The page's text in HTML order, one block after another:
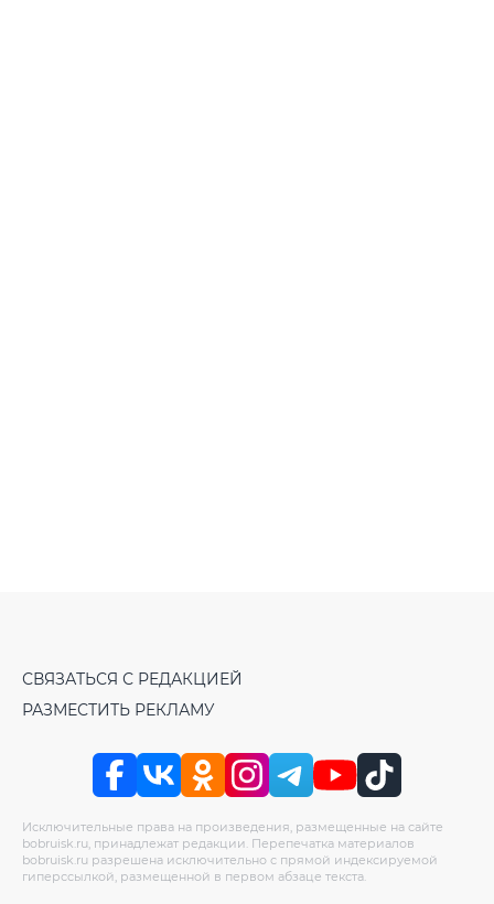
СВЯЗАТЬСЯ С РЕДАКЦИЕЙ
РАЗМЕСТИТЬ РЕКЛАМУ
Исключительные права на произведения, размещенные на сайте
bobruisk.ru, принадлежат редакции. Перепечатка материалов
bobruisk.ru разрешена исключительно с прямой индексируемой
гиперссылкой, размещенной в первом абзаце текста.